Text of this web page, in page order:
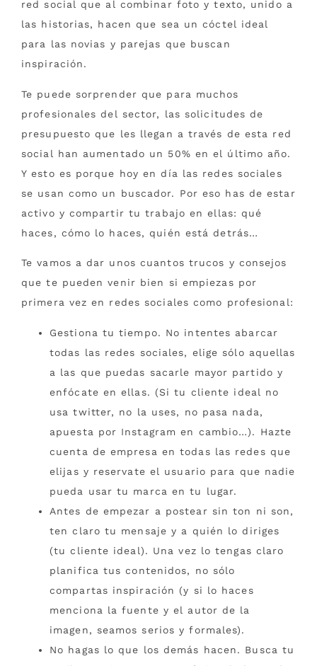
red social que al combinar foto y texto, unido a
las historias, hacen que sea un cóctel ideal
para las novias y parejas que buscan
inspiración.
Te puede sorprender que para muchos
profesionales del sector, las solicitudes de
presupuesto que les llegan a través de esta red
social han aumentado un 50% en el último año.
Y esto es porque hoy en día las redes sociales
se usan como un buscador. Por eso has de estar
activo y compartir tu trabajo en ellas: qué
haces, cómo lo haces, quién está detrás…
Te vamos a dar unos cuantos trucos y consejos
que te pueden venir bien si empiezas por
primera vez en redes sociales como profesional:
Gestiona tu tiempo. No intentes abarcar
todas las redes sociales, elige sólo aquellas
a las que puedas sacarle mayor partido y
enfócate en ellas. (Si tu cliente ideal no
usa twitter, no la uses, no pasa nada,
apuesta por Instagram en cambio…). Hazte
cuenta de empresa en todas las redes que
elijas y reservate el usuario para que nadie
pueda usar tu marca en tu lugar.
Antes de empezar a postear sin ton ni son,
ten claro tu mensaje y a quién lo diriges
(tu cliente ideal). Una vez lo tengas claro
planifica tus contenidos, no sólo
compartas inspiración (y si lo haces
menciona la fuente y el autor de la
imagen, seamos serios y formales).
No hagas lo que los demás hacen. Busca tu